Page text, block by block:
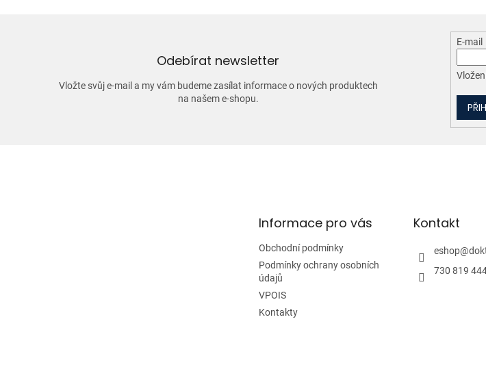
Odebírat newsletter
Vložte svůj e-mail a my vám budeme zasílat informace o nových produktech
na našem e-shopu.
E-mail
Informace pro vás
Obchodní podmínky
Podmínky ochrany osobních
údajů
VPOIS
Kontakty
Kontakt
eshop@
730 819